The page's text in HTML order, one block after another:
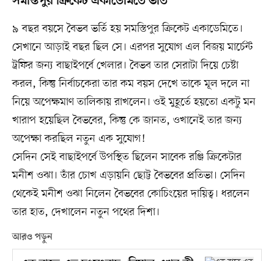
৯ বছর বয়সে বৈভব ভর্তি হয় সমস্তিপুর ক্রিকেট একাডেমিতে।
সেখানে আড়াই বছর ছিল সে। এরপর সুযোগ এল বিজয় মার্চেন্ট
ট্রফির জন্য বাছাইপর্বে খেলার। বৈভব তার সেরাটা দিয়ে চেষ্টা
করল, কিন্তু নির্বাচকেরা তার কম বয়স দেখে তাকে মূল দলে না
নিয়ে অপেক্ষমাণ তালিকায় রাখলেন। ওই মুহূর্তে হয়তো একটু মন
খারাপ হয়েছিল বৈভবের, কিন্তু কে জানত, ওখানেই তার জন্য
অপেক্ষা করছিল নতুন এক সুযোগ!
সেদিন সেই বাছাইপর্বে উপস্থিত ছিলেন সাবেক রঞ্জি ক্রিকেটার
মনীশ ওঝা। তাঁর চোখ এড়ায়নি ছোট্ট বৈভবের প্রতিভা। সেদিন
থেকেই মনীশ ওঝা নিলেন বৈভবের কোচিংয়ের দায়িত্ব। ধরলেন
তার হাত, দেখালেন নতুন পথের দিশা।
আরও পড়ুন